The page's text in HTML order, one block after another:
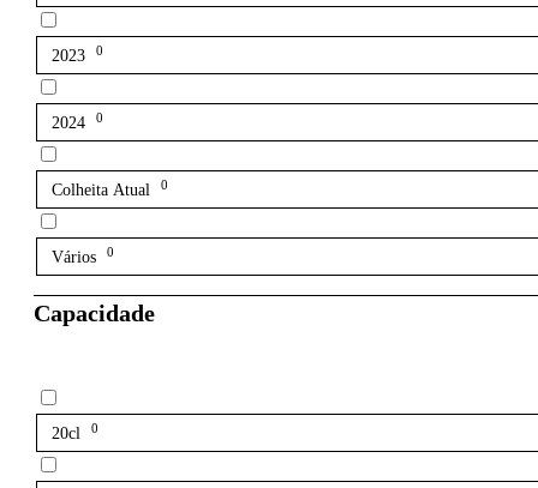
2023 0
2024 0
Colheita Atual 0
Vários 0
Capacidade
20cl 0